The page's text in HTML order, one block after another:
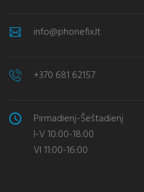
info@phonefix.lt
+370 681 62157
Pirmadienį-Šeštadienį
I-V 10:00-18:00
VI 11:00-16:00